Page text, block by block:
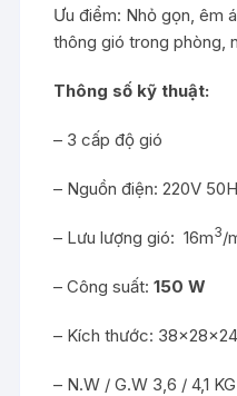
Ưu điểm: Nhỏ gọn, êm
thông gió trong phòng,
Thông số kỹ thuật:
– 3 cấp độ gió
– Nguồn điện: 220V
– Lưu lượng gió: 16m3/
– Công suất:150W
– Kích thước:
– N.W / G.W 3,6 / 4,1 KG